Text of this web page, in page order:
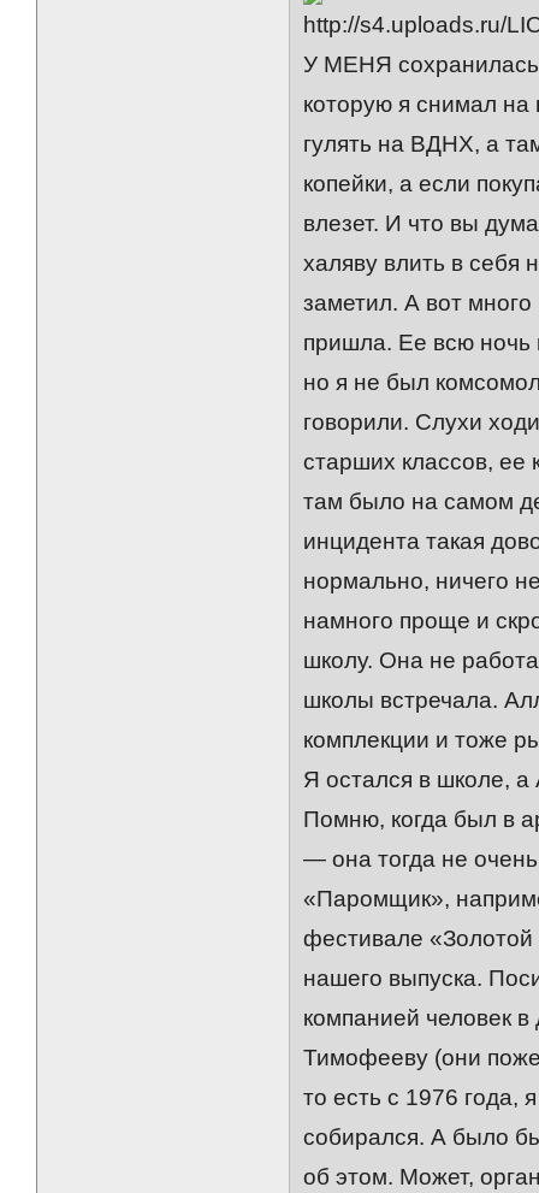
У МЕНЯ
которую я снимал
гулять на ВДНХ, а
копейки, а если
влезет. И что вы
халяву влить в себя
заметил. А вот
пришла. Ее всю ночь
но я не был
говорили. Слухи
старших классов, ее
там было на самом
инцидента такая
нормально, ничего
намного проще и
школу. Она не
школы встречала.
комплекции и тоже
Я остался в школе,
Помню, когда был в
— она тогда не
«Паромщик»,
фестивале
нашего выпуска.
компанией человек
Тимофееву (они
то есть с 1976 года,
собирался. А было
об этом. Может,